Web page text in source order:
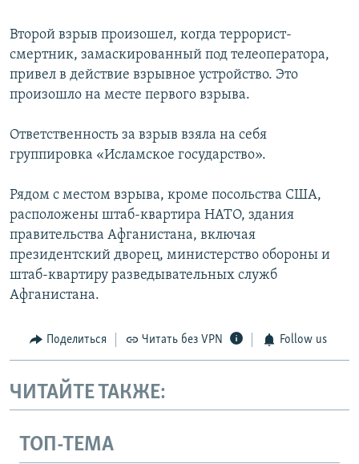
Второй взрыв произошел, когда террорист-
смертник, замаскированный под телеоператора,
привел в действие взрывное устройство. Это
произошло на месте первого взрыва.
Ответственность за взрыв взяла на себя
группировка «Исламское государство».
Рядом с местом взрыва, кроме посольства США,
расположены штаб-квартира НАТО, здания
правительства Афганистана, включая
президентский дворец, министерство обороны и
штаб-квартиру разведывательных служб
Афганистана.
Поделиться Читать без VPN Follow us
ЧИТАЙТЕ ТАКЖЕ:
ТОП-ТЕМА